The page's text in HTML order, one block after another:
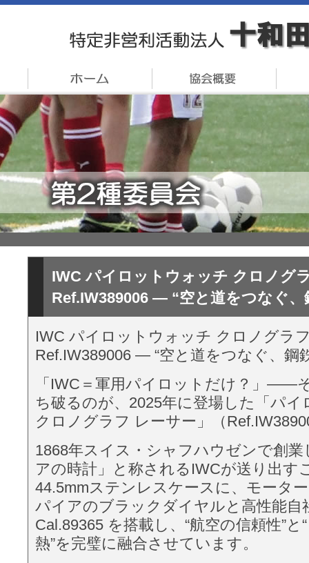
IWC パイロットウォッチ クロノグ
Ref.IW389006 — “空と道をつなぐ、
IWC パイロットウォッチ クロノグラ
Ref.IW389006 — “空と道をつなぐ、鋼
「IWC＝軍用パイロットだけ？」——
ち破るのが、2025年に登場した「パ
クロノグラフ レーサー」（
1868年スイス・シャフハウゼンで創
アの時計」と称されるIWCが送り出す
44.5mmステンレスケースに、モータ
パイアのブラックダイヤルと高性能自
Cal.89365 を搭載し、“航空の信頼性”
熱”を完璧に融合させています。